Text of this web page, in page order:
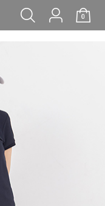
0
BABY